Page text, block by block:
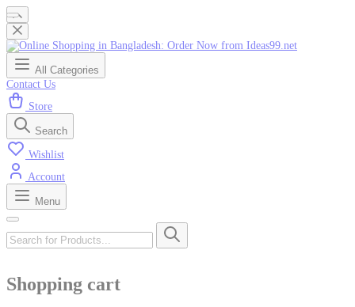
All Categories
Contact Us
Store
Search
Wishlist
Account
Menu
Shopping cart